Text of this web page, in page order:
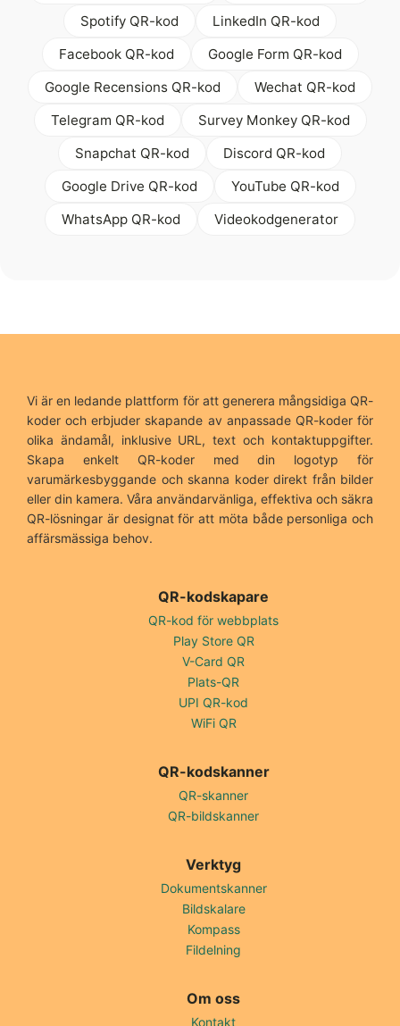
Spotify QR-kod
LinkedIn QR-kod
Facebook QR-kod
Google Form QR-kod
Google Recensions QR-kod
Wechat QR-kod
Telegram QR-kod
Survey Monkey QR-kod
Snapchat QR-kod
Discord QR-kod
Google Drive QR-kod
YouTube QR-kod
WhatsApp QR-kod
Videokodgenerator
Vi är en ledande plattform för att generera mångsidiga QR-
koder och erbjuder skapande av anpassade QR-koder för
olika ändamål, inklusive URL, text och kontaktuppgifter.
Skapa enkelt QR-koder med din logotyp för
varumärkesbyggande och skanna koder direkt från bilder
eller din kamera. Våra användarvänliga, effektiva och säkra
QR-lösningar är designat för att möta både personliga och
affärsmässiga behov.
QR-kodskapare
QR-kod för webbplats
Play Store QR
V-Card QR
Plats-QR
UPI QR-kod
WiFi QR
QR-kodskanner
QR-skanner
QR-bildskanner
Verktyg
Dokumentskanner
Bildskalare
Kompass
Fildelning
Om oss
Kontakt